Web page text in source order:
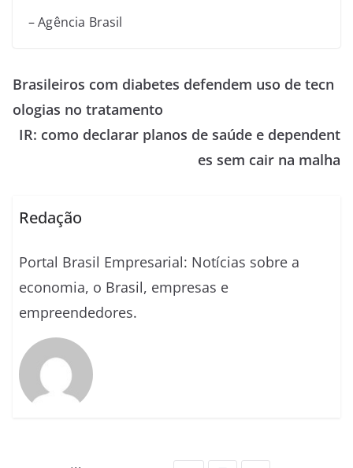
– Agência Brasil
Brasileiros com diabetes defendem uso de tecn
ologias no tratamento
IR: como declarar planos de saúde e dependent
es sem cair na malha
Redação
Portal Brasil Empresarial: Notícias sobre a
economia, o Brasil, empresas e
empreendedores.